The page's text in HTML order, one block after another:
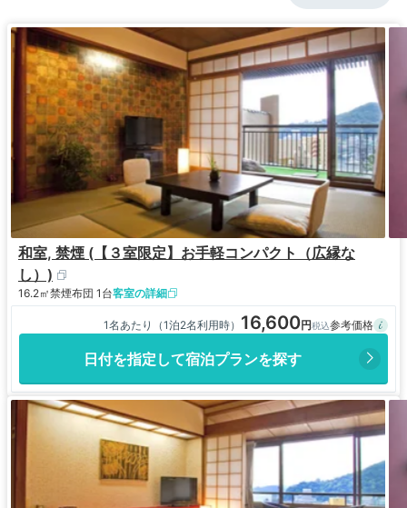
和室, 禁煙 (【３室限定】お手軽コンパクト（広縁な
し）)
16.2㎡禁煙布団 1台客室の詳細
1名あたり（1泊2名利用時） 16,600
日付を指定して宿泊プランを探す